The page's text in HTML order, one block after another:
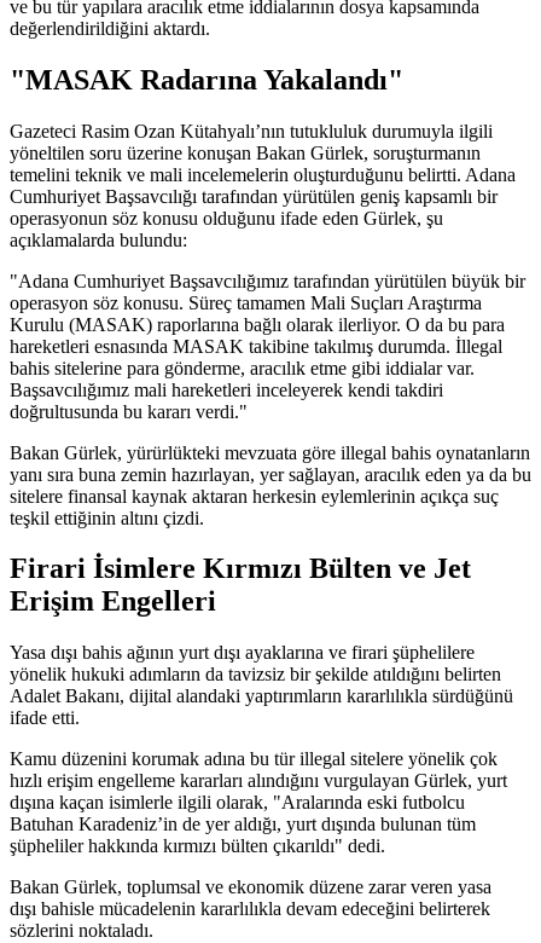
ve bu tür yapılara aracılık etme iddialarının dosya kapsamında
değerlendirildiğini aktardı.
"MASAK Radarına Yakalandı"
Gazeteci Rasim Ozan Kütahyalı’nın tutukluluk durumuyla ilgili
yöneltilen soru üzerine konuşan Bakan Gürlek, soruşturmanın
temelini teknik ve mali incelemelerin oluşturduğunu belirtti. Adana
Cumhuriyet Başsavcılığı tarafından yürütülen geniş kapsamlı bir
operasyonun söz konusu olduğunu ifade eden Gürlek, şu
açıklamalarda bulundu:
"Adana Cumhuriyet Başsavcılığımız tarafından yürütülen büyük bir
operasyon söz konusu. Süreç tamamen Mali Suçları Araştırma
Kurulu (MASAK) raporlarına bağlı olarak ilerliyor. O da bu para
hareketleri esnasında MASAK takibine takılmış durumda. İllegal
bahis sitelerine para gönderme, aracılık etme gibi iddialar var.
Başsavcılığımız mali hareketleri inceleyerek kendi takdiri
doğrultusunda bu kararı verdi."
Bakan Gürlek, yürürlükteki mevzuata göre illegal bahis oynatanların
yanı sıra buna zemin hazırlayan, yer sağlayan, aracılık eden ya da bu
sitelere finansal kaynak aktaran herkesin eylemlerinin açıkça suç
teşkil ettiğinin altını çizdi.
Firari İsimlere Kırmızı Bülten ve Jet
Erişim Engelleri
Yasa dışı bahis ağının yurt dışı ayaklarına ve firari şüphelilere
yönelik hukuki adımların da tavizsiz bir şekilde atıldığını belirten
Adalet Bakanı, dijital alandaki yaptırımların kararlılıkla sürdüğünü
ifade etti.
Kamu düzenini korumak adına bu tür illegal sitelere yönelik çok
hızlı erişim engelleme kararları alındığını vurgulayan Gürlek, yurt
dışına kaçan isimlerle ilgili olarak, "Aralarında eski futbolcu
Batuhan Karadeniz’in de yer aldığı, yurt dışında bulunan tüm
şüpheliler hakkında kırmızı bülten çıkarıldı" dedi.
Bakan Gürlek, toplumsal ve ekonomik düzene zarar veren yasa
dışı bahisle mücadelenin kararlılıkla devam edeceğini belirterek
sözlerini noktaladı.